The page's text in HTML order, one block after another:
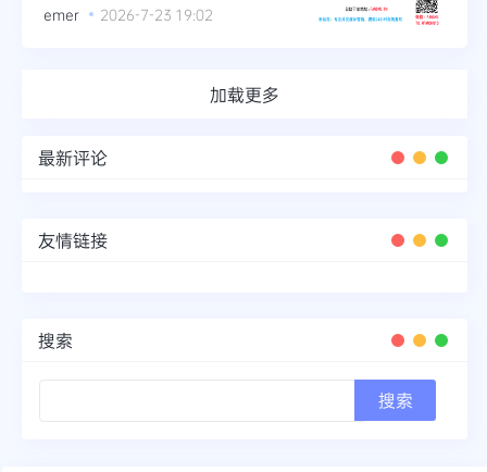
emer 2026-7-23 19:02
加载更多
最新评论
友情链接
搜索